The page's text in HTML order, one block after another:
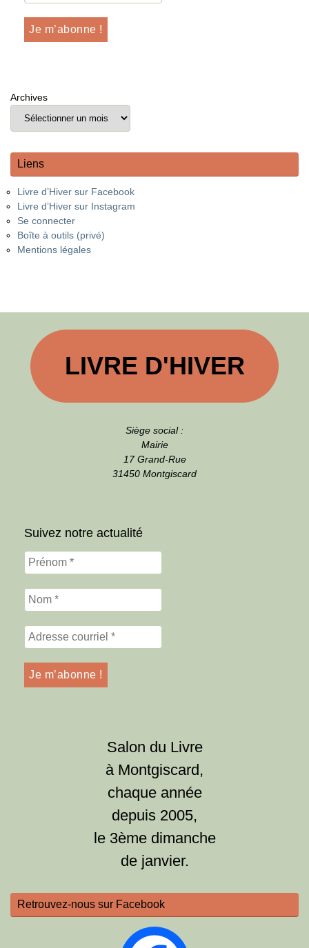
Archives
Liens
Livre d’Hiver sur Facebook
Livre d’Hiver sur Instagram
Se connecter
Boîte à outils (privé)
Mentions légales
LIVRE D'HIVER
Siège social :
Mairie
17 Grand-Rue
31450 Montgiscard
Suivez notre actualité
Salon du Livre
à Montgiscard,
chaque année
depuis 2005,
le 3ème dimanche
de janvier.
Retrouvez-nous sur Facebook